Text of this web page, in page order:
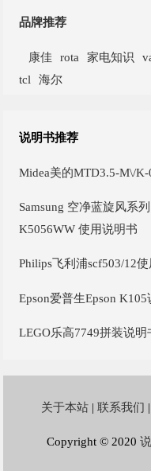
品牌推荐
康佳 rota 家电知识
tcl
海尔
说明书推荐
Midea美的MTD3.5-M\/
Samsung 空净蓝旋风系
K5056WW 使用说明书
Philips飞利浦scf503/12
Epson爱普生Epson K105
LEGO乐高7749拼装说明
关于本站 | 联系我们 |
Copyright © 2020